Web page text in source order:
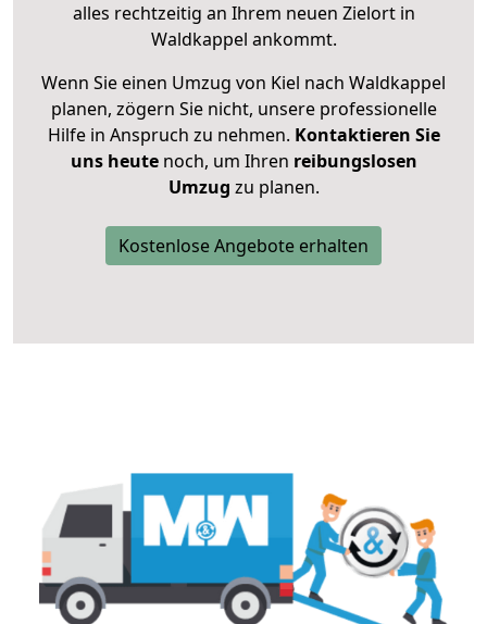
alles rechtzeitig an Ihrem neuen Zielort in
Waldkappel ankommt.
Wenn Sie einen Umzug von Kiel nach Waldkappel
planen, zögern Sie nicht, unsere professionelle
Hilfe in Anspruch zu nehmen. Kontaktieren Sie
uns heutenoch, um Ihren reibungslosen
Umzug zu planen.
Kostenlose Angebote erhalten